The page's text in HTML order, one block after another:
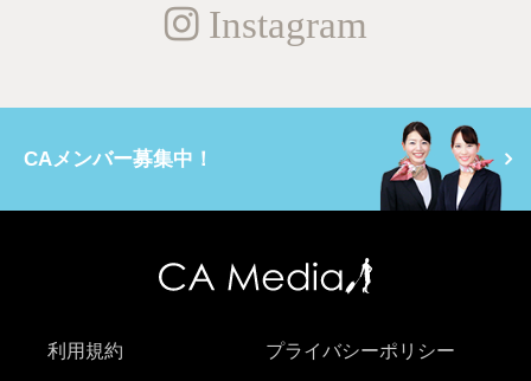
Instagram
CAメンバー募集中！
利用規約 プライバシーポリシー